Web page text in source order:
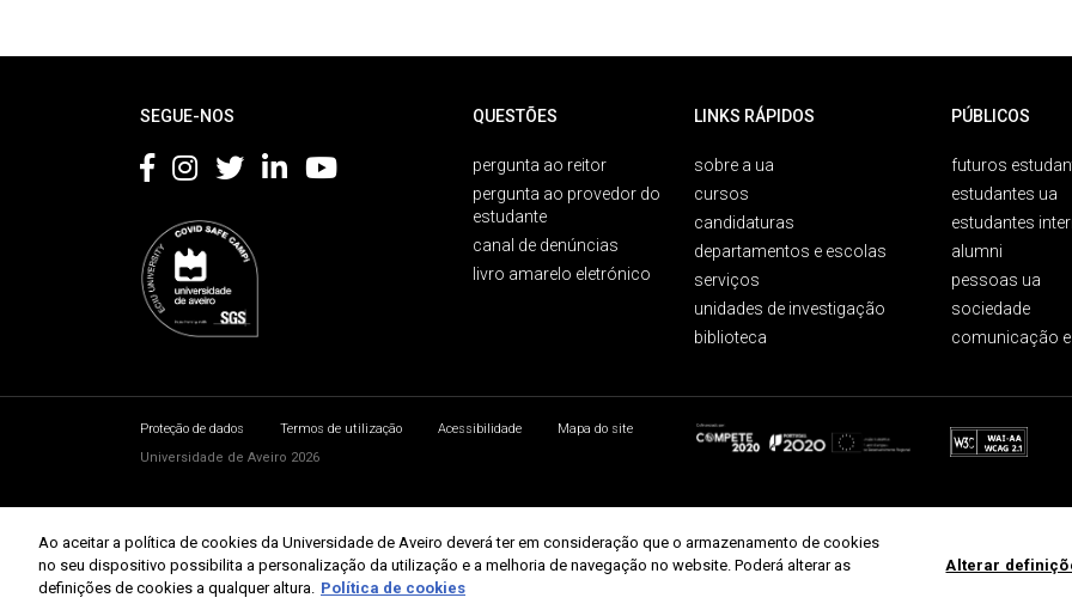
SEGUE-NOS QUESTÕES
pergunta ao reitor
pergunta ao provedor do
estudante
canal de denúncias
livro amarelo eletrónico
LINKS RÁPIDOS
sobre a ua
cursos
candidaturas
departamentos e escolas
serviços
unidades de investigação
biblioteca
PÚBLICOS
futuros
estudantes ua
estudantes
alumni
pessoas ua
sociedade
comunicação
Proteção de dados Termos de utilização Acessibilidade
Mapa do site
Universidade de Aveiro 2026
Ao aceitar a política de cookies da Universidade de Aveiro deverá ter em consideração que o armazenamento de cookies
no seu dispositivo possibilita a personalização da utilização e a melhoria de navegação no website. Poderá alterar as
definições de cookies a qualquer altura. Política de cookies
Alterar